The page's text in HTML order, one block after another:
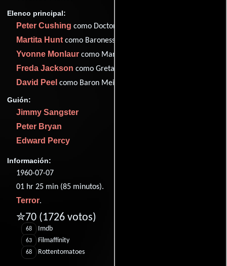
Elenco principal:
Peter Cushing como Doctor Van Helsing
Martita Huntcomo Baroness Meinster
Yvonne Monlaur como Marianne Danielle
Freda Jackson como Greta
David Peel como Baron Meinster
Guión:
Jimmy Sangster
Peter Bryan
Edward Percy
Información:
1960-07-07
01 hr 25 min (85 minutos).
Terror.
✮70 (1726 votos)
68 Imdb
63 Filmaffinity
68 Rottentomatoes